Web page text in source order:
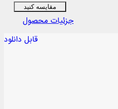
مقایسه کنید
جزئیات محصول
قابل دانلود